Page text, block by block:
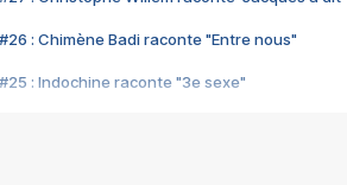
#26 : Chimène Badi raconte "Entre nous"
#25 : Indochine raconte "3e sexe"